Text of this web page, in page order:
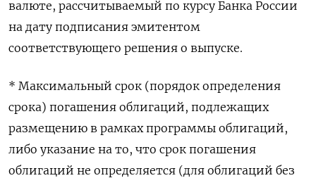
валюте, рассчитываемый по курсу Банка России
на дату подписания эмитентом
соответствующего решения о выпуске.
* Максимальный срок (порядок определения
срока) погашения облигаций, подлежащих
размещению в рамках программы облигаций,
либо указание на то, что срок погашения
облигаций не определяется (для облигаций без